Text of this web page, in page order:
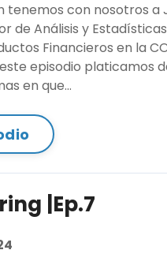
tenemos con nosotros a
de Análisis y
Financieros en la
este episodio platicamos
en que...
|Ep.7